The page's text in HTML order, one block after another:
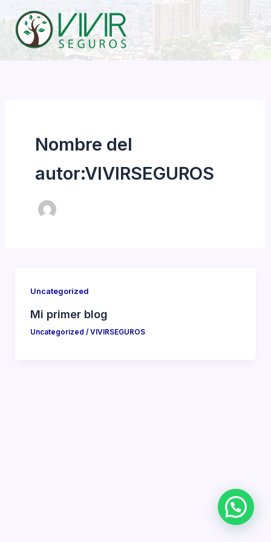
al
contenido
Nombre del
autor:VIVIRSEGUROS
Uncategorized
Mi primer blog
Uncategorized / VIVIRSEGUROS